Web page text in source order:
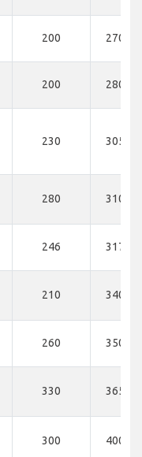
200 270 KM
200 280 KM
230 305 KM
280 310 KM
246 317 KM
210 340 KM
260 350 KM
330 365 KM
300 400 KM